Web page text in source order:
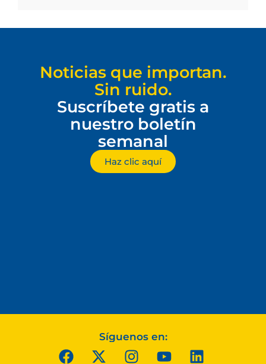
Noticias que importan.
Sin ruido.
Suscríbete gratis a
nuestro boletín
semanal
Haz clic aquí
Síguenos en: